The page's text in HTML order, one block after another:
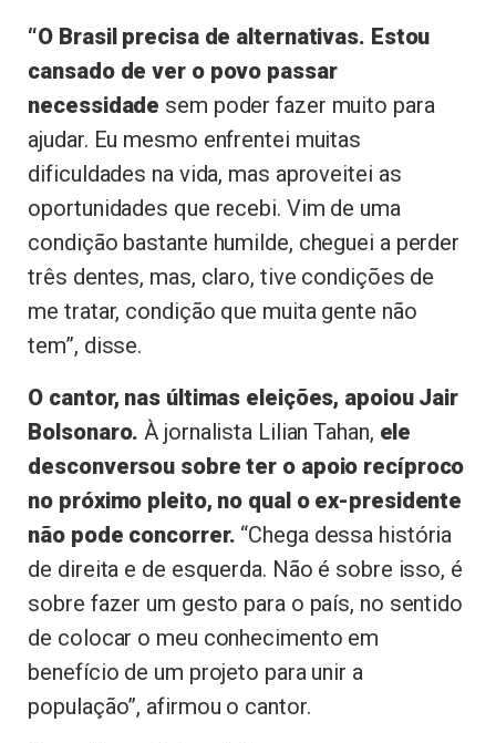
“O Brasil precisa de alternativas. Estou
cansado de ver o povo passar
necessidade sem poder fazer muito para
ajudar. Eu mesmo enfrentei muitas
dificuldades na vida, mas aproveitei as
oportunidades que recebi. Vim de uma
condição bastante humilde, cheguei a perder
três dentes, mas, claro, tive condições de
me tratar, condição que muita gente não
tem”, disse.
O cantor, nas últimas eleições, apoiou Jair
Bolsonaro. À jornalista Lilian Tahan, ele
desconversou sobre ter o apoio recíproco
no próximo pleito, no qual o ex-presidente
não pode concorrer. “Chega dessa história
de direita e de esquerda. Não é sobre isso, é
sobre fazer um gesto para o país, no sentido
de colocar o meu conhecimento em
benefício de um projeto para unir a
população”, afirmou o cantor.